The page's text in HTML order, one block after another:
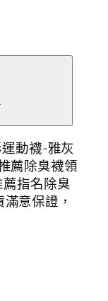
動襪-雅灰
薦除臭襪領
薦指名除臭
意保證，